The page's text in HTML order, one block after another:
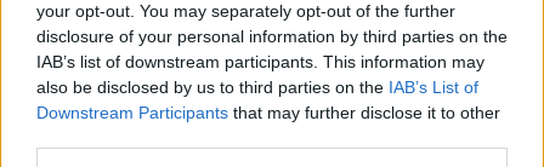
your opt-out. You may separately opt-out of the further
disclosure of your personal information by third parties on the
IAB’s list of downstream participants. This information may
also be disclosed by us to third parties on the IAB’s List of
Downstream Participants that may further disclose it to other
Puoi effettuare l'accesso andando nella
sezioneLogindal menù del sito o
cliccandoqui